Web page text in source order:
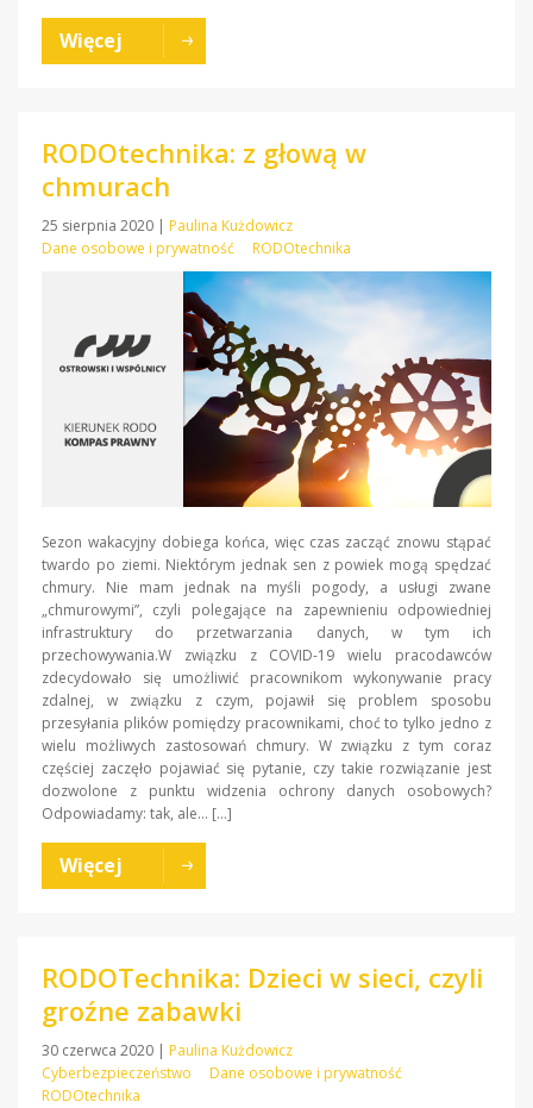
Więcej
RODOtechnika: z głową w
chmurach
25 sierpnia 2020 | Paulina Kużdowicz
Dane osobowe i prywatność
RODOtechnika
Sezon wakacyjny dobiega końca, więc czas zacząć znowu stąpać
twardo po ziemi. Niektórym jednak sen z powiek mogą spędzać
chmury. Nie mam jednak na myśli pogody, a usługi zwane
„chmurowymi”, czyli polegające na zapewnieniu odpowiedniej
infrastruktury do przetwarzania danych, w tym ich
przechowywania.W związku z COVID-19 wielu pracodawców
zdecydowało się umożliwić pracownikom wykonywanie pracy
zdalnej, w związku z czym, pojawił się problem sposobu
przesyłania plików pomiędzy pracownikami, choć to tylko jedno z
wielu możliwych zastosowań chmury. W związku z tym coraz
częściej zaczęło pojawiać się pytanie, czy takie rozwiązanie jest
dozwolone z punktu widzenia ochrony danych osobowych?
Odpowiadamy: tak, ale… […]
Więcej
RODOTechnika: Dzieci w sieci, czyli
groźne zabawki
30 czerwca 2020 | Paulina Kużdowicz
Cyberbezpieczeństwo
Dane osobowe i prywatność
RODOtechnika